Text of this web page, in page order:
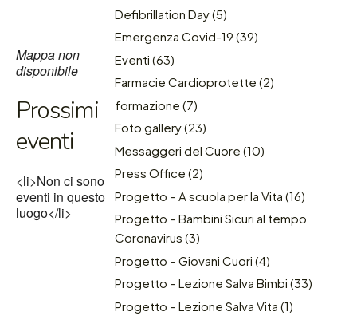
Mappa non
disponibile
Prossimi
eventi
<li>Non ci sono
eventi in questo
luogo</li>
Defibrillation Day(5)
Emergenza Covid-19 (39)
Eventi (63)
Farmacie Cardioprotette (2)
formazione (7)
Foto gallery(23)
Messaggeri del Cuore (10)
Press Office (2)
Progetto – A scuola per la Vita (16)
Progetto – Bambini Sicuri al tempo
Coronavirus (3)
Progetto – Giovani Cuori (4)
Progetto – Lezione Salva Bimbi (33)
Progetto – Lezione Salva Vita (1)